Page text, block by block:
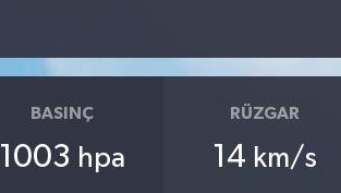
BASINÇ
1003 hpa
RÜZGAR
14 km/s